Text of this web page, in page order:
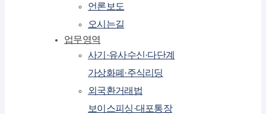
언론보도
오시는길
업무영역
사기·유사수신·다단계
가상화폐·주식리딩
외국환거래법
보이스피싱·대포통장